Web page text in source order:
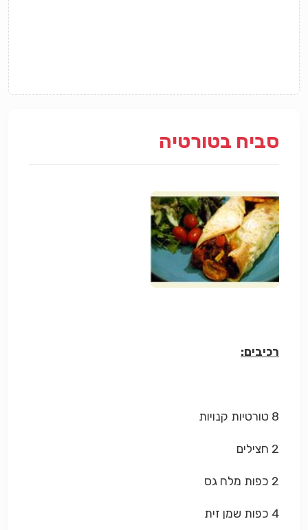
סביח בטורטיה
רכיבים:
8 טורטיות קנויות
2 חצילים
2 כפות מלח גס
4 כפות שמן זית